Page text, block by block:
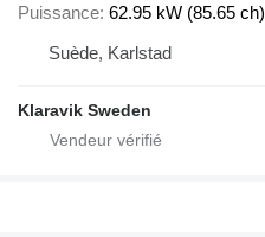
Puissance 62.95 kW (85.65 ch)
Suède, Karlstad
Klaravik Sweden